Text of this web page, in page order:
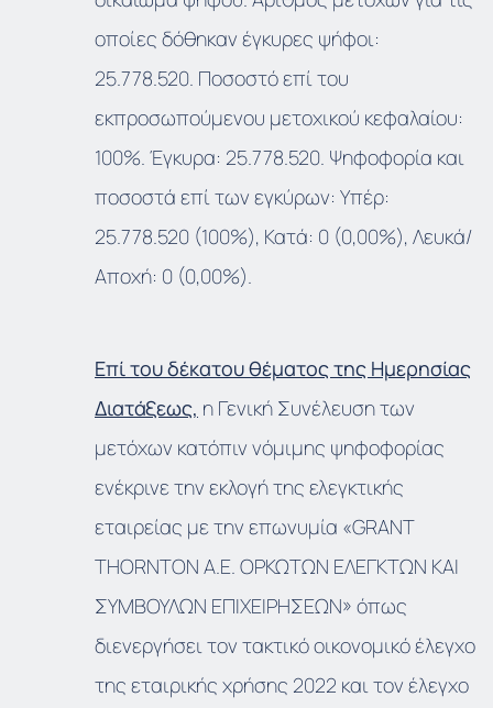
οποίες δόθηκαν έγκυρες ψήφοι:
25.778.520. Ποσοστό επί του
εκπροσωπούμενου μετοχικού κεφαλαίου:
100%. Έγκυρα: 25.778.520. Ψηφοφορία και
ποσοστά επί των εγκύρων: Υπέρ:
25.778.520 (100%), Κατά: 0 (0,00%), Λευκά/
Αποχή: 0 (0,00%).
Επί του δέκατου θέματος της Ημερησίας
Διατάξεως, η Γενική Συνέλευση των
μετόχων κατόπιν νόμιμης ψηφοφορίας
ενέκρινε την εκλογή της ελεγκτικής
εταιρείας με την επωνυμία «GRANT
THORNTON Α.Ε. ΟΡΚΩΤΩΝ ΕΛΕΓΚΤΩΝ ΚΑΙ
ΣΥΜΒΟΥΛΩΝ ΕΠΙΧΕΙΡΗΣΕΩΝ» όπως
διενεργήσει τον τακτικό οικονομικό έλεγχο
της εταιρικής χρήσης 2022 και τον έλεγχο